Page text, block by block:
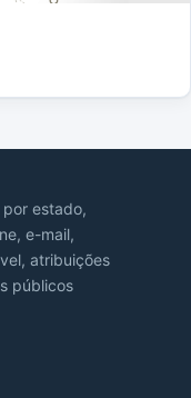
estado,
e-mail,
atribuições
públicos